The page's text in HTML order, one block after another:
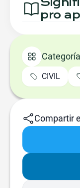
pro
CIVIL
Compartir